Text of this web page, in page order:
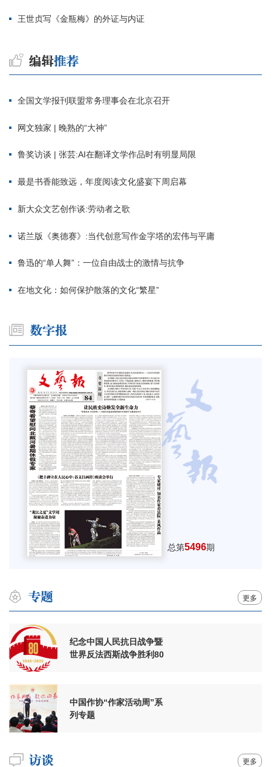
王世贞写《金瓶梅》的外证与内证
全国文学报刊联盟常务理事会在北京召开
网文独家 | 晚熟的“大神”
鲁奖访谈 | 张芸:AI在翻译文学作品时有明显局限
最是书香能致远，年度阅读文化盛宴下周启幕
新大众文艺创作谈:劳动者之歌
诺兰版《奥德赛》:当代创意写作金字塔的宏伟与平庸
鲁迅的“单人舞”：一位自由战士的激情与抗争
在地文化：如何保护散落的文化“繁星”
总第5496期
更多
纪念中国人民抗日战争暨
世界反法西斯战争胜利80
中国作协“作家活动周”系
列专题
更多